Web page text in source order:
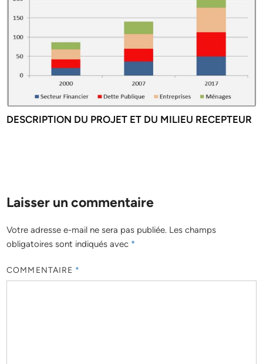
DESCRIPTION DU PROJET ET DU MILIEU RECEPTEUR
Laisser un commentaire
Votre adresse e-mail ne sera pas publiée. Les champs
obligatoires sont indiqués avec *
COMMENTAIRE *